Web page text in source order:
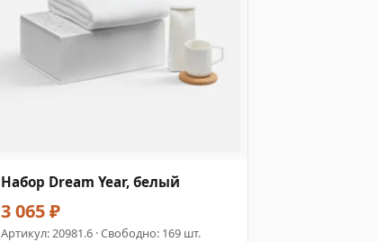
Набор Dream Year, белый
3 065 ₽
Артикул:20981.6 · Свободно: 169 шт.